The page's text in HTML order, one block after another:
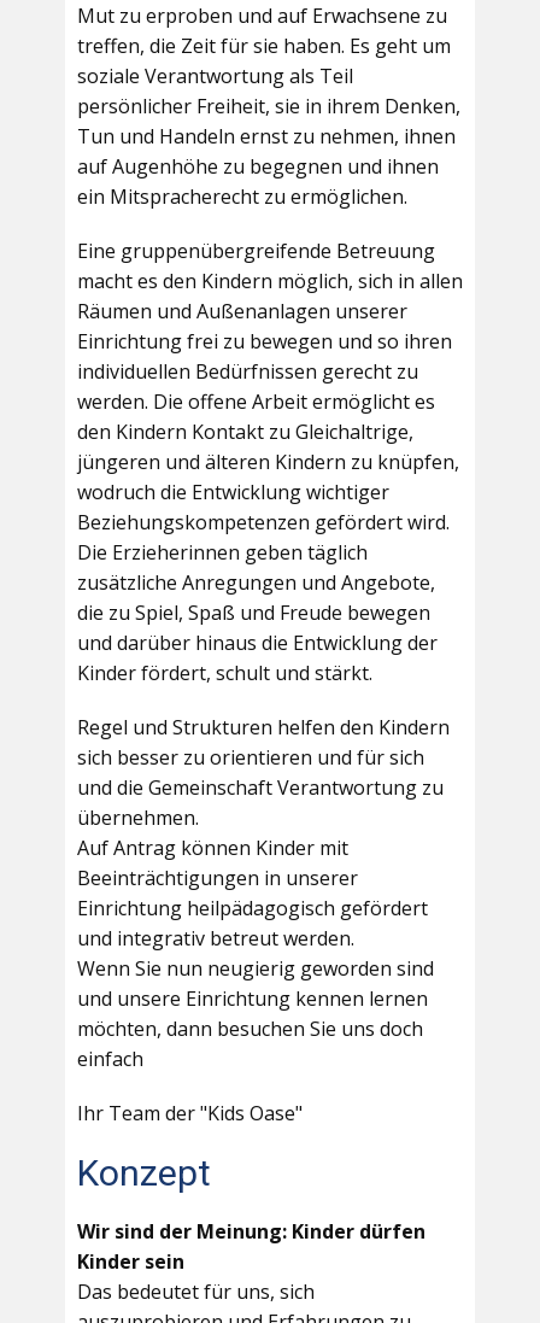
Mut zu erproben und auf Erwachsene zu
treffen, die Zeit für sie haben. Es geht um
soziale Verantwortung als Teil
persönlicher Freiheit, sie in ihrem Denken,
Tun und Handeln ernst zu nehmen, ihnen
auf Augenhöhe zu begegnen und ihnen
ein Mitspracherecht zu ermöglichen.
Eine gruppenübergreifende Betreuung
macht es den Kindern möglich, sich in allen
Räumen und Außenanlagen unserer
Einrichtung frei zu bewegen und so ihren
individuellen Bedürfnissen gerecht zu
werden. Die offene Arbeit ermöglicht es
den Kindern Kontakt zu Gleichaltrige,
jüngeren und älteren Kindern zu knüpfen,
wodruch die Entwicklung wichtiger
Beziehungskompetenzen gefördert wird.
Die Erzieherinnen geben täglich
zusätzliche Anregungen und Angebote,
die zu Spiel, Spaß und Freude bewegen
und darüber hinaus die Entwicklung der
Kinder fördert, schult und stärkt.
Regel und Strukturen helfen den Kindern
sich besser zu orientieren und für sich
und die Gemeinschaft Verantwortung zu
übernehmen.
Auf Antrag können Kinder mit
Beeinträchtigungen in unserer
Einrichtung heilpädagogisch gefördert
und integrativ betreut werden.
Wenn Sie nun neugierig geworden sind
und unsere Einrichtung kennen lernen
möchten, dann besuchen Sie uns doch
einfach
Ihr Team der "Kids Oase"
Konzept
Wir sind der Meinung: Kinder dürfen
Kinder sein
Das bedeutet für uns, sich